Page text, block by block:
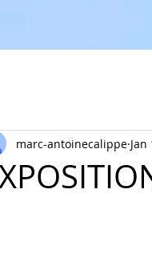
marc-antoinecalippe Jan